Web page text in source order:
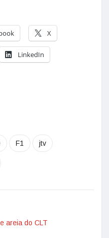
X
LinkedIn
F1 jtv
areia do CLT